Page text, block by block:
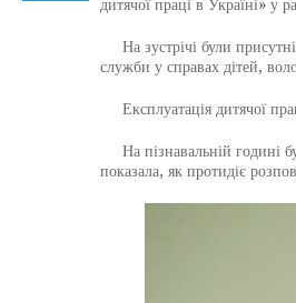
дитячої праці в Україні» у
На зустрічі були присутні
служби у справах дітей,
Експлуатація дитячої
На пізнавальній годині
показала, як протидіє